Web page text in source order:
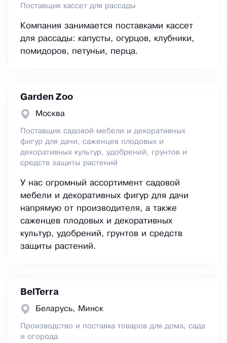
Поставщик кассет для рассады
Компания занимается поставками кассет
для рассады: капусты, огурцов, клубники,
помидоров, петуньи, перца.
Garden Zoo
Москва
Поставщик садовой мебели и декоративных
фигур для дачи, саженцев плодовых и
декоративных культур, удобрений, грунтов и
средств защиты растений
У нас огромный ассортимент садовой
мебели и декоративных фигур для дачи
напрямую от производителя, а также
саженцев плодовых и декоративных
культур, удобрений, грунтов и средств
защиты растений.
BelTerra
Беларусь, Минск
Производство и поставка товаров для дома, сада
и огорода